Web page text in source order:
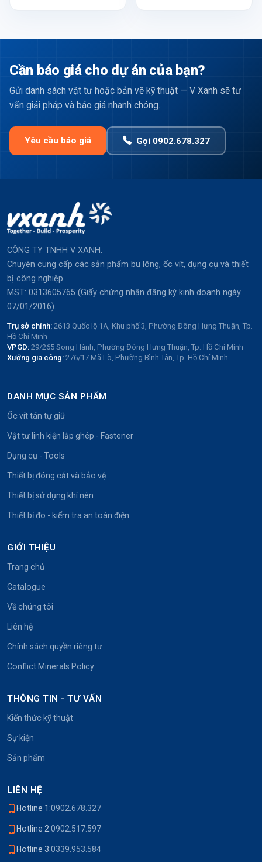
Cần báo giá cho dự án của bạn?
Gửi danh sách vật tư hoặc bản vẽ kỹ thuật — V Xanh sẽ tư
vấn giải pháp và báo giá nhanh chóng.
Yêu cầu báo giá Gọi 0902.678.327
CÔNG TY TNHH V XANH.
Chuyên cung cấp các sản phẩm bu lông, ốc vít, dụng cụ và thiết
bị công nghiệp.
MST: 0313605765 (Giấy chứng nhận đăng ký kinh doanh ngày
07/01/2016).
Trụ sở chính: 2613 Quốc lộ 1A, Khu phố 3, Phường Đông Hưng Thuận, Tp.
Hồ Chí Minh
VPGD: 29/265 Song Hành, Phường Đông Hưng Thuận, Tp. Hồ Chí Minh
Xưởng gia công: 276/17 Mã Lò, Phường Bình Tân, Tp. Hồ Chí Minh
DANH MỤC SẢN PHẨM
Ốc vít tán tự giữ
Vật tư linh kiện lắp ghép - Fastener
Dụng cụ - Tools
Thiết bị đóng cắt và bảo vệ
Thiết bị sử dụng khí nén
Thiết bị đo - kiểm tra an toàn điện
GIỚI THIỆU
Trang chủ
Catalogue
Về chúng tôi
Liên hệ
Chính sách quyền riêng tư
Conflict Minerals Policy
THÔNG TIN - TƯ VẤN
Kiến thức kỹ thuật
Sự kiện
Sản phẩm
LIÊN HỆ
Hotline 1:0902.678.327
Hotline 2:0902.517.597
Hotline 3:0339.953.584